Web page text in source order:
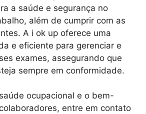
a saúde e segurança no
além de cumprir com as
A i ok up oferece uma
e eficiente para gerenciar e
exames, assegurando que
sempre em conformidade.
ocupacional e o bem-
entre em contato